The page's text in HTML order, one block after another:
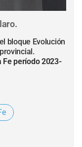
bloque Evolución
Fe período 2023-